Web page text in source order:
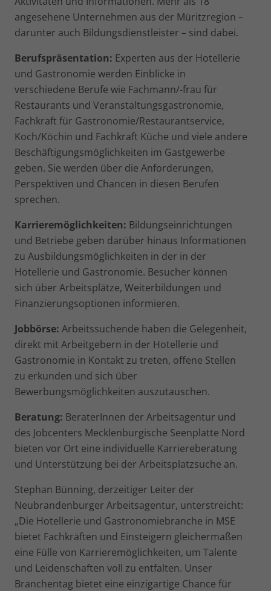
angesehene Unternehmen aus der Müritzregion –
darunter auch Bildungsdienstleister – sind dabei.
Berufspräsentation: Experten aus der Hotellerie
und Gastronomie werden Einblicke in
verschiedene Berufe wie Fachmann/-frau für
Restaurants und Veranstaltungsgastronomie,
Fachkraft für Gastronomie/Restaurantservice,
Koch/Köchin und Fachkraft Küche und viele andere
Beschäftigungsmöglichkeiten im Gastgewerbe
geben. Sie werden über die Anforderungen,
Perspektiven und Chancen in diesen Berufen
sprechen.
Karrieremöglichkeiten: Bildungseinrichtungen
und Betriebe geben darüber hinaus Informationen
zu Ausbildungsmöglichkeiten in der in der
Hotellerie und Gastronomie. Besucher können
sich über Arbeitsplätze, Weiterbildungen und
Finanzierungsoptionen informieren.
Jobbörse: Arbeitssuchende haben die Gelegenheit,
direkt mit Arbeitgebern in der Hotellerie und
Gastronomie in Kontakt zu treten, offene Stellen
zu erkunden und sich über
Bewerbungsmöglichkeiten auszutauschen.
Beratung: BeraterInnen der Arbeitsagentur und
des Jobcenters Mecklenburgische Seenplatte Nord
bieten vor Ort eine individuelle Karriereberatung
und Unterstützung bei der Arbeitsplatzsuche an.
Stephan Bünning, derzeitiger Leiter der
Neubrandenburger Arbeitsagentur, unterstreicht:
„Die Hotellerie und Gastronomiebranche in MSE
bietet Fachkräften und Einsteigern gleichermaßen
eine Fülle von Karrieremöglichkeiten, um Talente
und Leidenschaften voll zu entfalten. Unser
Branchentag bietet eine einzigartige Chance für